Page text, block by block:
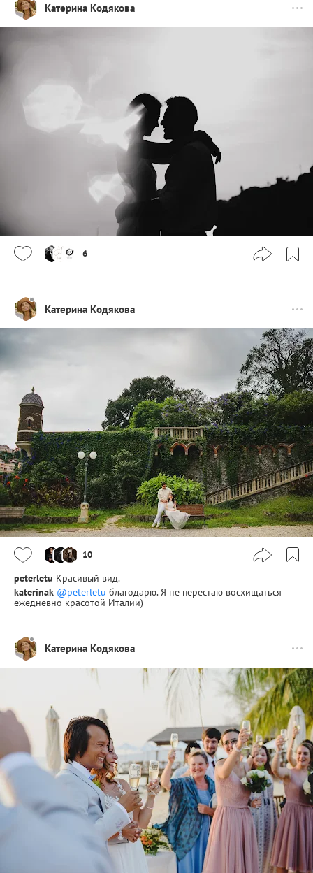
Катерина Кодякова
6
Катерина Кодякова
10
peterletu Красивый вид.
katerinak @peterletu благодарю. Я не перестаю восхищаться
ежедневно красотой Италии)
Катерина Кодякова